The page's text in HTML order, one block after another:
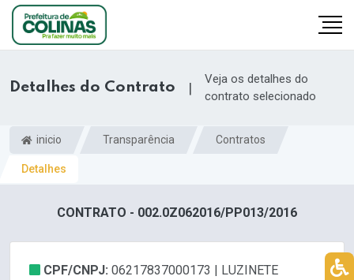
Detalhes do Contrato |
Veja os detalhes do
contrato selecionado
inicio Transparência Contratos
Detalhes
CONTRATO - 002.0Z062016/PP013/2016
CPF/CNPJ: 06217837000173 | LUZINETE